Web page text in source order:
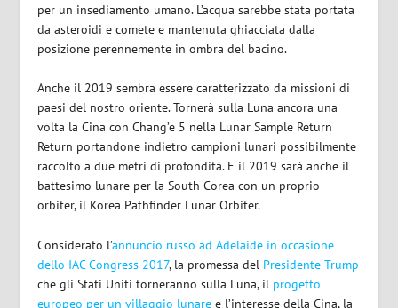
per un insediamento umano. L’acqua sarebbe stata portata
da asteroidi e comete e mantenuta ghiacciata dalla
posizione perennemente in ombra del bacino.
Anche il 2019 sembra essere caratterizzato da missioni di
paesi del nostro oriente. Tornerà sulla Luna ancora una
volta la Cina con Chang’e 5 nella Lunar Sample Return
Return portandone indietro campioni lunari possibilmente
raccolto a due metri di profondità. E il 2019 sarà anche il
battesimo lunare per la South Corea con un proprio
orbiter, il Korea Pathfinder Lunar Orbiter.
Considerato l’annuncio russo ad Adelaide in occasione
dello IAC Congress 2017, la promessa del Presidente Trump
che gli Stati Uniti torneranno sulla Luna, il progetto
europeo per un villaggio lunare e l’interesse della Cina, la